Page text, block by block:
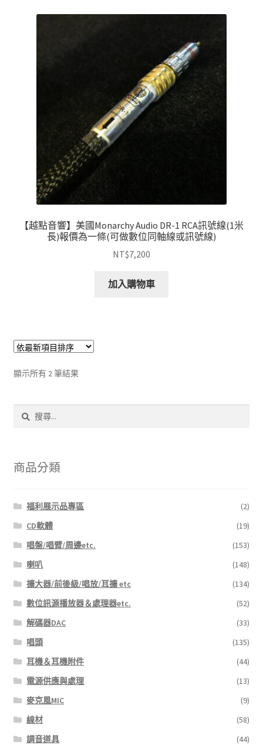
【越點音響】美國Monarchy Audio DR-1 RCA訊號線(1米
長)報價為一條(可做數位同軸線或訊號線)
NT$7,200
加入購物車
顯示所有 2 筆結果依
字:
商品分類
福利展示品專區
(2)
CD軟體
(19)
唱盤/唱臂/周邊etc.
(153)
喇叭
(148)
擴大器/前後級/唱放/耳擴 etc
(134)
數位訊源播放器＆處理器etc.
(52)
解碼器DAC
(33)
唱頭
(135)
耳機＆耳機附件
(44)
電源供應與處理
(13)
麥克風MIC
(9)
線材
(58)
調音道具
(44)